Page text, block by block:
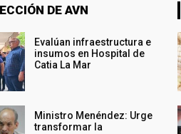
DE AVN
Evalúan infraestructura e
insumos en Hospital de
Catia La Mar
Ministro Menéndez: Urge
transformar la